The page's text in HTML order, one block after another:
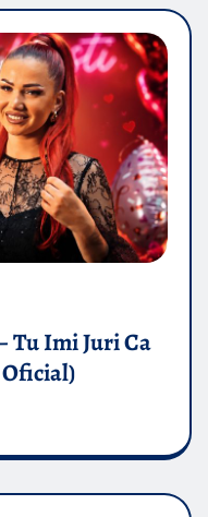
Tu Imi Juri Ca